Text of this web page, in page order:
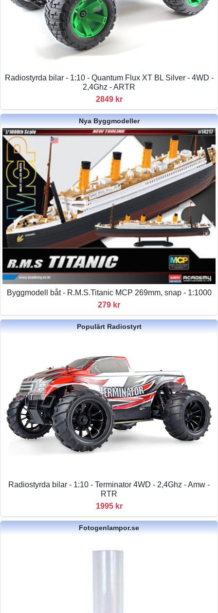
Radiostyrda bilar - 1:10 - Quantum Flux XT BL Silver - 4WD -
2,4Ghz - ARTR
2849 kr
Nya Byggmodeller
Byggmodell båt - R.M.S.Titanic MCP 269mm, snap - 1:1000
279 kr
Populärt Radiostyrt
Radiostyrda bilar - 1:10 - Terminator 4WD - 2,4Ghz - Amw -
RTR
1995 kr
Fotogenlampor.se